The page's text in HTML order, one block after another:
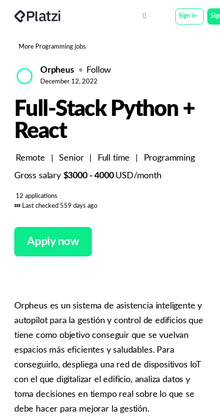
Sign in
More Programming jobs
Orpheus Follow
December 12, 2022
Full-Stack Python +
React
Remote Senior Full time
Programming
Gross salary $3000 - 4000 USD/month
12 applications
💤 Last checked 559 days ago
Apply now
Orpheus es un sistema de asistencia inteligente y
autopilot para la gestión y control de edificios que
tiene como objetivo conseguir que se vuelvan
espacios más eficientes y saludables. Para
conseguirlo, despliega una red de dispositivos IoT
con el que digitalizar el edificio, analiza datos y
toma decisiones en tiempo real sobre lo que se
debe hacer para mejorar la gestión.